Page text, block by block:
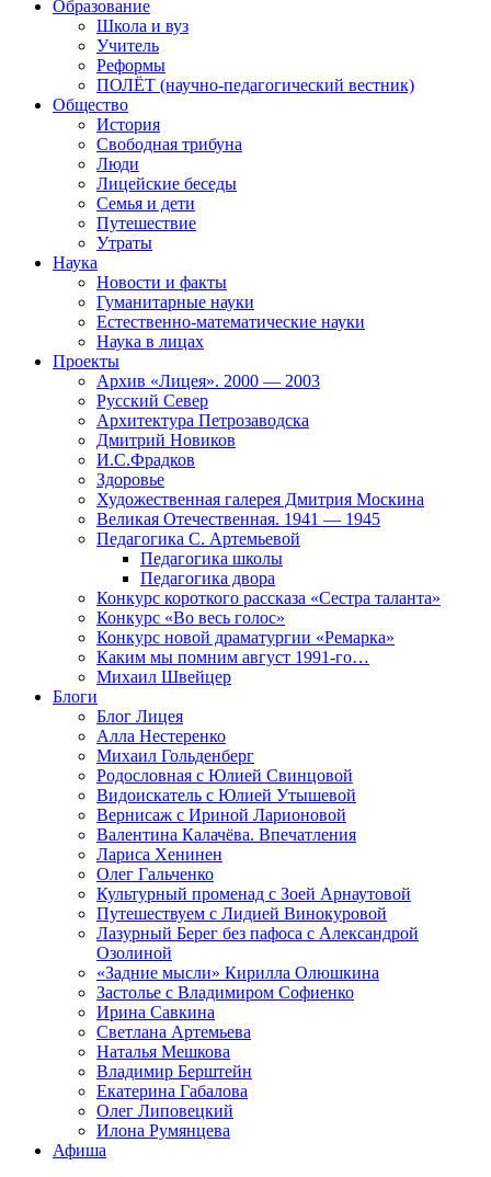
Образование
Школа и вуз
Учитель
Реформы
ПОЛЁТ (научно-педагогический вестник)
Общество
История
Свободная трибуна
Люди
Лицейские беседы
Семья и дети
Путешествие
Утраты
Наука
Новости и факты
Гуманитарные науки
Естественно-математические науки
Наука в лицах
Проекты
Архив «Лицея». 2000 — 2003
Русский Север
Архитектура Петрозаводска
Дмитрий Новиков
И.С.Фрадков
Здоровье
Художественная галерея Дмитрия Москина
Великая Отечественная. 1941 — 1945
Педагогика С. Артемьевой
Педагогика школы
Педагогика двора
Конкурс короткого рассказа «Сестра таланта»
Конкурс «Во весь голос»
Конкурс новой драматургии «Ремарка»
Каким мы помним август 1991-го…
Михаил Швейцер
Блоги
Блог Лицея
Алла Нестеренко
Михаил Гольденберг
Родословная с Юлией Свинцовой
Видоискатель с Юлией Утышевой
Вернисаж с Ириной Ларионовой
Валентина Калачёва. Впечатления
Лариса Хенинен
Олег Гальченко
Культурный променад с Зоей Арнаутовой
Путешествуем с Лидией Винокуровой
Лазурный Берег без пафоса с Александрой
Озолиной
«Задние мысли» Кирилла Олюшкина
Застолье с Владимиром Софиенко
Ирина Савкина
Светлана Артемьева
Наталья Мешкова
Владимир Берштейн
Екатерина Габалова
Олег Липовецкий
Илона Румянцева
Афиша